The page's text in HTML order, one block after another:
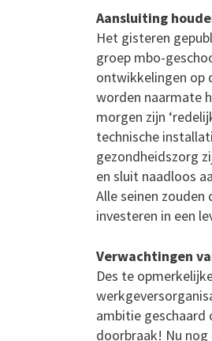
Aansluiting
Het gisteren
groep mbo-
ontwikkelingen op
worden naarmate
morgen zijn
technische
gezondheidszorg
en sluit naadloos
Alle seinen
investeren in een
Verwachtingen
Des te
ambitie geschaard
doorbraak! Nu